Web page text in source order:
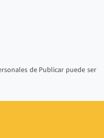
de Publicar puede ser